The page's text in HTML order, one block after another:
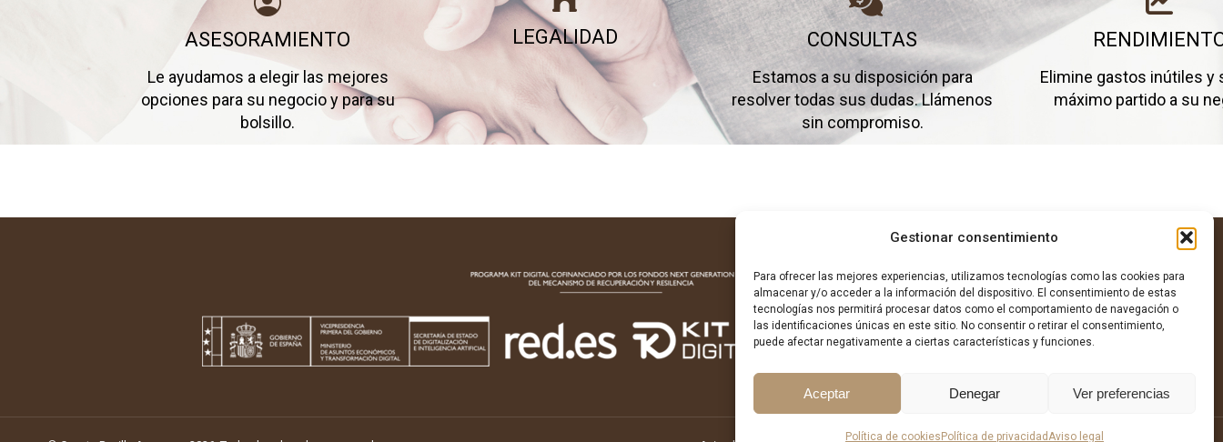
Gestionar consentimiento
Para ofrecer las mejores experiencias, utilizamos tecnologías como las cookies para
almacenar y/o acceder a la información del dispositivo. El consentimiento de estas
tecnologías nos permitirá procesar datos como el comportamiento de navegación o
las identificaciones únicas en este sitio. No consentir o retirar el consentimiento,
puede afectar negativamente a ciertas características y funciones.
Aceptar Denegar Ver preferencias
Política de cookies Política de privacidadAviso legal
ASESORAMIENTO
Le ayudamos a elegir las mejores
opciones para su negocio y para su
bolsillo.
LEGALIDAD CONSULTAS
Estamos a su disposición para
resolver todas sus dudas. Llámenos
sin compromiso.
Elimine gastos inútiles y
máximo partido a su